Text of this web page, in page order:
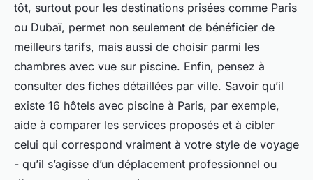
tôt, surtout pour les destinations prisées comme Paris
ou Dubaï, permet non seulement de bénéficier de
meilleurs tarifs, mais aussi de choisir parmi les
chambres avec vue sur piscine. Enfin, pensez à
consulter des fiches détaillées par ville. Savoir qu’il
existe 16 hôtels avec piscine à Paris, par exemple,
aide à comparer les services proposés et à cibler
celui qui correspond vraiment à votre style de voyage
- qu’il s’agisse d’un déplacement professionnel ou